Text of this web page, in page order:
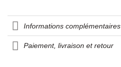
Informations complémentaires
Paiement, livraison et retour